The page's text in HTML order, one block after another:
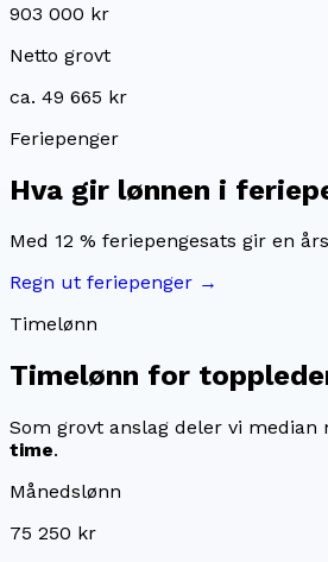
903 000 kr
Netto grovt
ca. 49 665 kr
Feriepenger
Hva gir lønnen i
Med 12 % feriepengesats gir en
Regn ut feriepenger →
Timelønn
Timelønn for
Som grovt anslag deler vi median
time.
Månedslønn
75 250 kr